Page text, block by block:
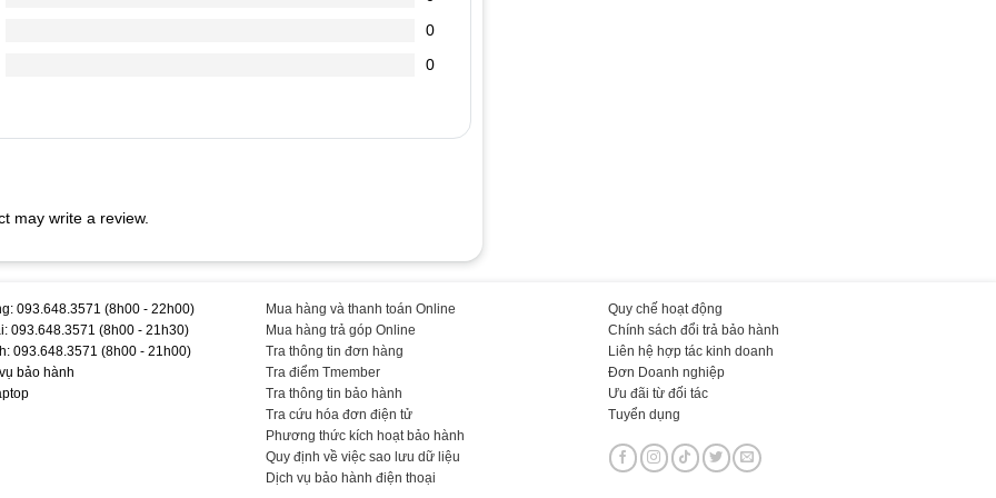
hơn.
vào Laptop (vì dòng điện đi vào sạc nó sẽ ổn định dòng
chết nguồn
0
0
may write a review.
093.648.3571 (8h00 - 22h00)
093.648.3571 (8h00 - 21h30)
093.648.3571 (8h00 - 21h00)
bảo hành
Mua hàng và thanh toán Online
Mua hàng trả góp Online
Tra thông tin đơn hàng
Tra điểm Tmember
Tra thông tin bảo hành
Tra cứu hóa đơn điện tử
Phương thức kích hoạt bảo hành
Quy định về việc sao lưu dữ liệu
Dịch vụ bảo hành điện thoại
Quy chế hoạt động
Chính sách đổi trả bảo hành
Liên hệ hợp tác kinh doanh
Đơn Doanh nghiệp
Ưu đãi từ đối tác
Tuyển dụng